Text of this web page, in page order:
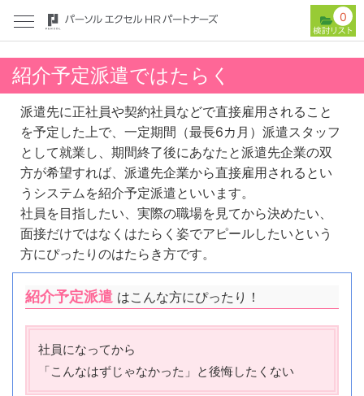
0
紹介予定派遣ではたらく
派遣先に正社員や契約社員などで直接雇用されること
を予定した上で、一定期間（最長6カ月）派遣スタッフ
として就業し、期間終了後にあなたと派遣先企業の双
方が希望すれば、派遣先企業から直接雇用されるとい
うシステムを紹介予定派遣といいます。
社員を目指したい、実際の職場を見てから決めたい、
面接だけではなくはたらく姿でアピールしたいという
方にぴったりのはたらき方です。
紹介予定派遣 はこんな方にぴったり！
社員になってから
「こんなはずじゃなかった」と後悔したくない